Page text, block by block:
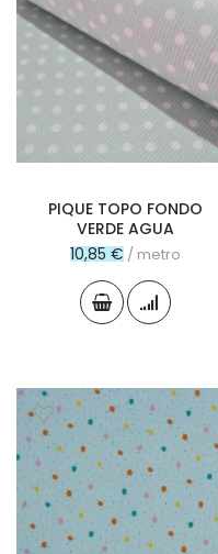
PIQUE TOPO FONDO
VERDE AGUA
10,85 € / metro